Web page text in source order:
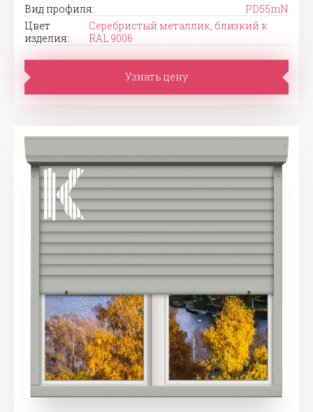
Вид профиля:
PD55mN
Цвет
изделия:
Серебристый металлик, близкий к
RAL 9006
Узнать цену